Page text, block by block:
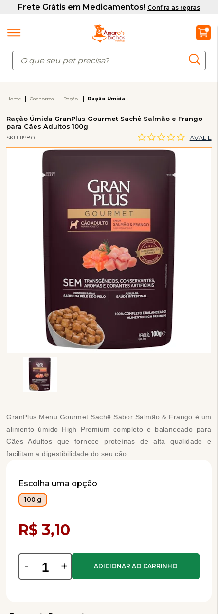
Home Cachorros Ração Ração Úmida
Ração Úmida GranPlus Gourmet Sachê Salmão e Frango
para Cães Adultos 100g
SKU 11980 AVALIE
GranPlus Menu Gourmet Sachê Sabor Salmão & Frango é um
alimento úmido High Premium completo e balanceado para
Cães Adultos que fornece proteínas de alta qualidade e
facilitam a digestibilidade do seu cão.
Escolha uma opção
100 g
R$ 3,10
- +